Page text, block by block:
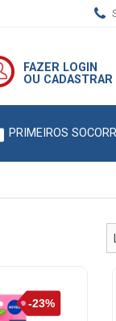
FAZER LOGIN
OU CADASTRAR
PRIMEIROS